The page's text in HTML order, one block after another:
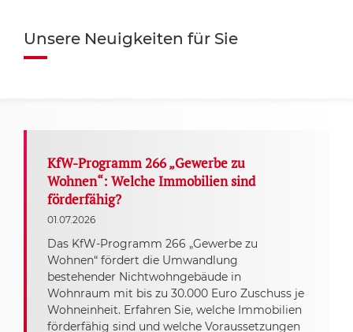
Unsere Neuigkeiten für Sie
KfW-Programm 266 „Gewerbe zu
Wohnen“: Welche Immobilien sind
förderfähig?
01.07.2026
Das KfW-Programm 266 „Gewerbe zu
Wohnen“ fördert die Umwandlung
bestehender Nichtwohngebäude in
Wohnraum mit bis zu 30.000 Euro Zuschuss je
Wohneinheit. Erfahren Sie, welche Immobilien
förderfähig sind und welche Voraussetzungen